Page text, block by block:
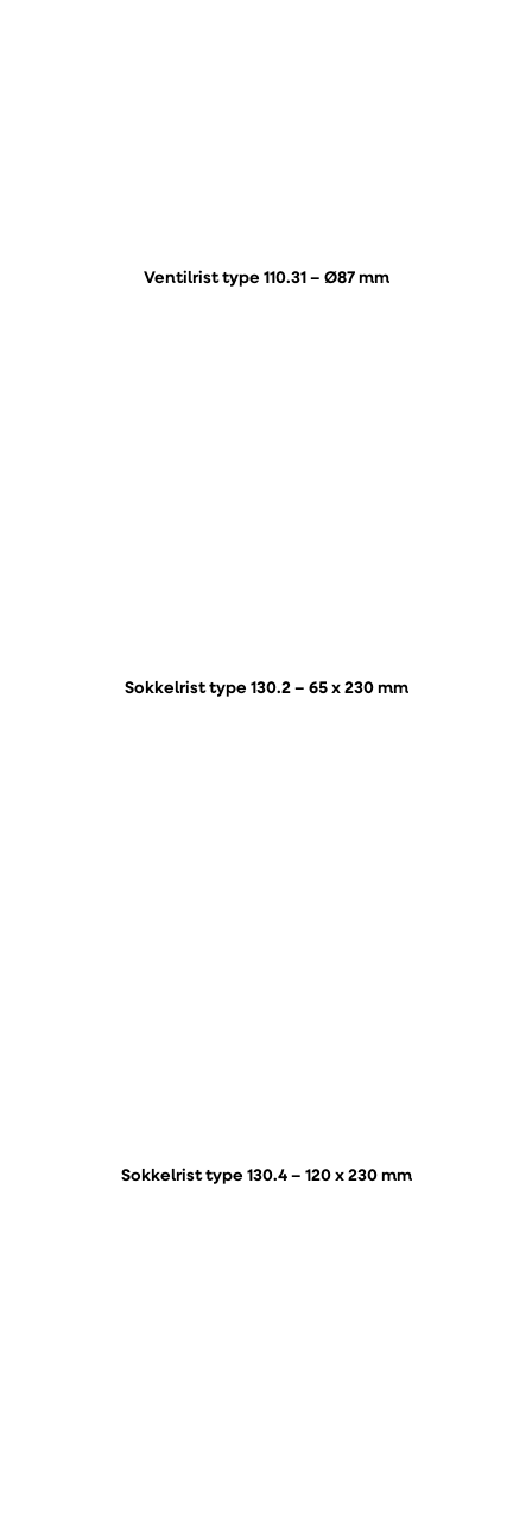
Ventilrist type 110.31 – Ø87 mm
Sokkelrist type 130.2 – 65 x 230 mm
Sokkelrist type 130.4 – 120 x 230 mm